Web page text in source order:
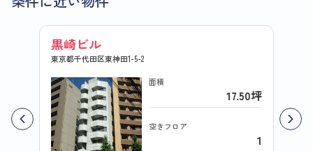
黒崎ビル
東京都千代田区東神田1-5-2
面積
17.50坪
空きフロア
1